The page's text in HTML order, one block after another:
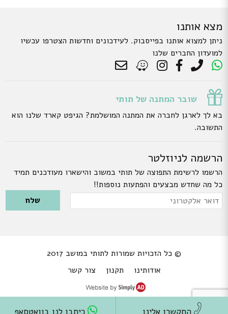
מצא אותנו
ניתן למצוא אותנו בפייסבוק. לעידכונים וחדשות הצטרפו עכשיו
למועדון החברים שלנו
שובר המתנה של תותי
בא לך לארגן לחברה את המתנה המושלמת? הגיפט קארד שלנו הוא
התשובה.
הרשמה לניוזלטר
הרשמו לרשימת התפוצה של תותי במשוב והישארו מעודכנים תמיד
כל מה שחדש מבצעים והפתעות נוספות!!
Please leave this field empty.
דואר
© כל הזכויות שמורות לתותי במושב 2017
אודותינו
תקנון צור קשר